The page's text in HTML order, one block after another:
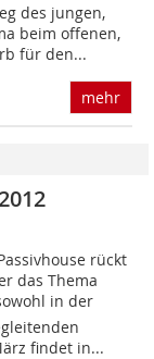
des jungen,
beim offenen,
für den...
mehr
rückt
das Thema
in der
findet in...